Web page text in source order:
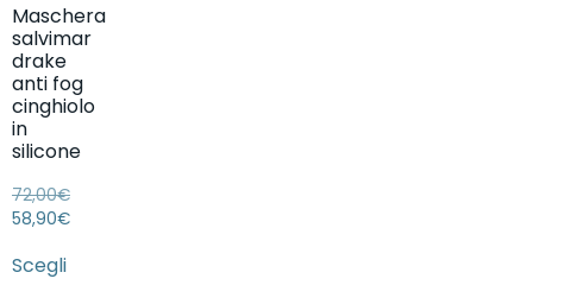
Maschera
salvimar
drake
anti fog
cinghiolo
in
silicone
72,00€
58,90€
Scegli